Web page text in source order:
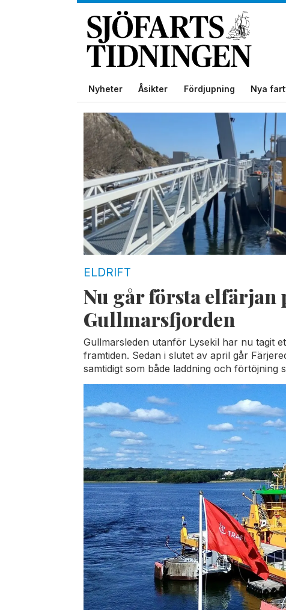
Nyheter Åsikter Fördjupning Nya
trafikverket
färjerederiet
ELDRIFT
Nu går första elfärjan
Gullmarsfjorden
Gullmarsleden utanför Lysekil har nu tagit
framtiden. Sedan i slutet av april går
samtidigt som både laddning och förtöjning